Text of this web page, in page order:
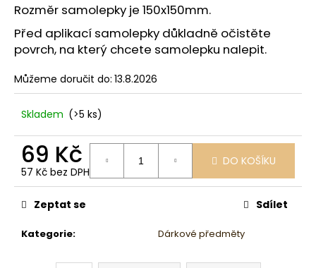
Rozměr samolepky je 150x150mm.
Před aplikací samolepky důkladně očistěte
povrch, na který chcete samolepku nalepit.
Můžeme doručit do: 13.8.2026
Skladem (>5 ks)
69 Kč
57 Kč bez DPH
Měrná
cena:
DO KOŠÍKU
Kategorie: Dárkové předměty
Zeptat se Sdílet
D
o
p
o
r
u
č
u
j
m
e